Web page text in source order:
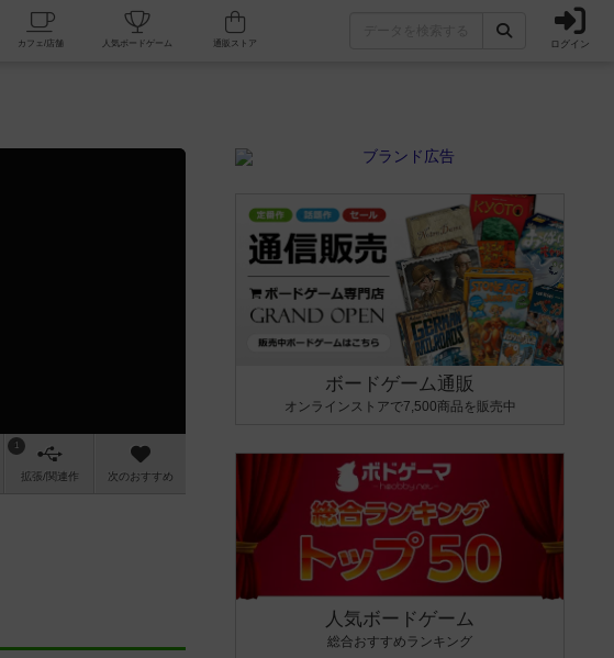
掲示板一覧 カフェ/店舗 人気ボードゲーム ログイン
1
拡張/関連作 次のおすすめ
ボードゲーム通販
オンラインストアで7,500商品を販売中
人気ボードゲーム
総合おすすめランキング